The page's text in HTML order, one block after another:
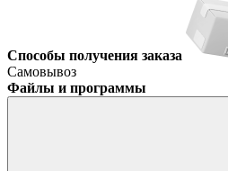
Способы получения заказа
Самовывоз
Файлы и программы